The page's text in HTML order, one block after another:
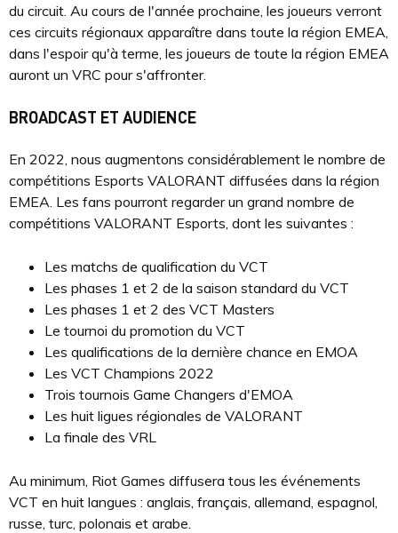
du circuit. Au cours de l'année prochaine, les joueurs verront
ces circuits régionaux apparaître dans toute la région EMEA,
dans l'espoir qu'à terme, les joueurs de toute la région EMEA
auront un VRC pour s'affronter.
BROADCAST ET AUDIENCE
En 2022, nous augmentons considérablement le nombre de
compétitions Esports VALORANT diffusées dans la région
EMEA. Les fans pourront regarder un grand nombre de
compétitions VALORANT Esports, dont les suivantes :
Les matchs de qualification du VCT
Les phases 1 et 2 de la saison standard du VCT
Les phases 1 et 2 des VCT Masters
Le tournoi du promotion du VCT
Les qualifications de la dernière chance en EMOA
Les VCT Champions 2022
Trois tournois Game Changers d'EMOA
Les huit ligues régionales de VALORANT
La finale des VRL
Au minimum, Riot Games diffusera tous les événements
VCT en huit langues : anglais, français, allemand, espagnol,
russe, turc, polonais et arabe.